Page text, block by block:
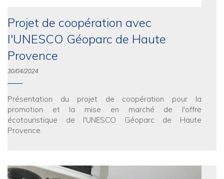
Projet de coopération avec
l'UNESCO Géoparc de Haute
Provence
30/04/2024
Présentation du projet de coopération pour la
promotion et la mise en marché de l'offre
écotouristique de l'UNESCO Géoparc de Haute
Provence.